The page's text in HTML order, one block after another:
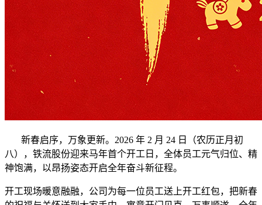
新春启序，万象更新。2026 年 2 月 24 日（农历正月初
八），铁流股份迎来马年首个开工日，全体员工元气归位、精
神饱满，以昂扬姿态开启全年奋斗新征程。
开工现场暖意融融，公司为每一位员工送上开工红包，把新春